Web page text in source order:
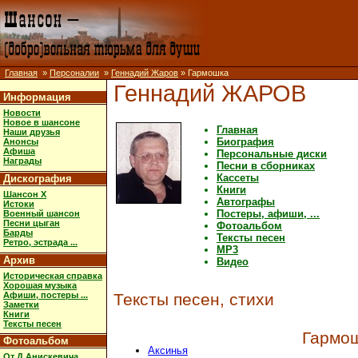
Главная » Персоналии » Геннадий Жаров » Гармошка
Информация
Новости
Новое в шансоне
Наши друзья
Анонсы
Афиша
Награды
Дискография
Шансон X
Истоки
Военный шансон
Песни цыган
Барды
Ретро, эстрада ...
Архив
Историческая справка
Хорошая музыка
Афиши, постеры ...
Заметки
Книги
Тексты песен
Фотоальбом
Геннадий ЖАРОВ
Главная
Биография
Персональные диски
Песни в сборниках
Кассеты
Книги
Автографы
Постеры, афиши, ...
Фотоальбом
Тексты песен
MP3
Видео
Тексты песен, стихи
Аксинья